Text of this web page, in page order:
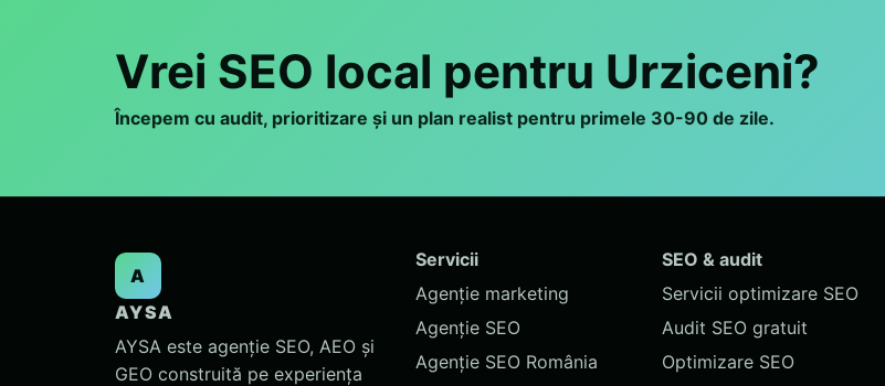
Vrei SEO local pentru Urziceni?
Începem cu audit, prioritizare și un plan realist pentru primele 30-90 de zile.
A
AYSA
AYSA este agenție SEO, AEO și
GEO construită pe experiența
Servicii
Agenție marketing
Agenție SEO
Agenție SEO România
SEO & audit
Servicii optimizare SEO
Audit SEO gratuit
Optimizare SEO